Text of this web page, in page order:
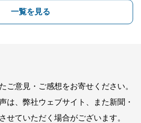
一覧を見る
ご意見・ご感想をお寄せください。
は、弊社ウェブサイト、また新聞・
せていただく場合がございます。